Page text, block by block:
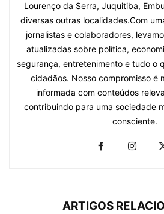
Lourenço da Serra, Juquitiba,
diversas outras localidades.Com
jornalistas e colaboradores,
atualizadas sobre política,
segurança, entretenimento e tudo o
cidadãos. Nosso compromisso é
informada com conteúdos
contribuindo para uma sociedade
consciente.
ARTIGOS